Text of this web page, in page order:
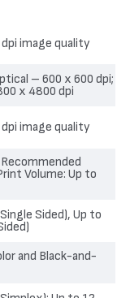
image quality
– 600 x 600 dpi;
x 4800 dpi
image quality
Volume: Up to
Sided), Up to
and Black-and-